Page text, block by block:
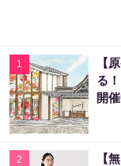
1
【
る
開
2
【